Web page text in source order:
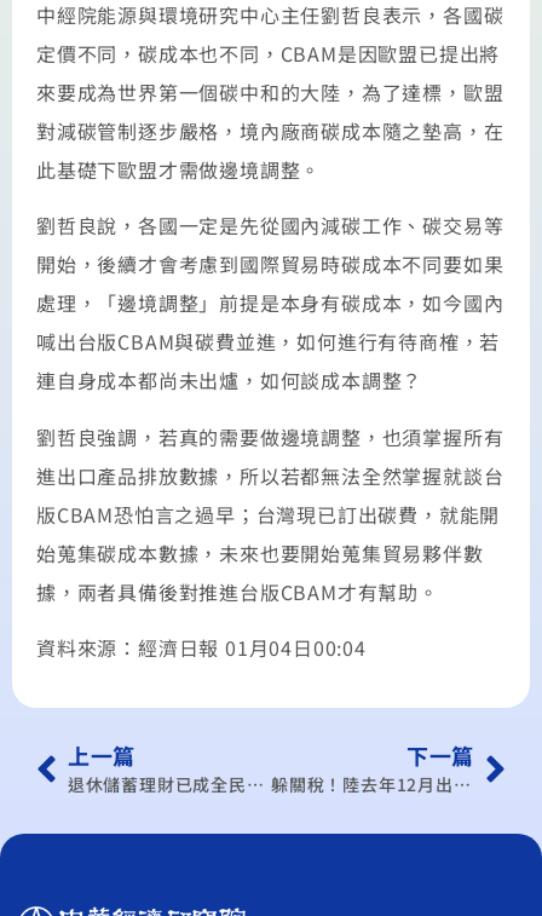
中經院能源與環境研究中心主任劉哲良表示，各國碳
定價不同，碳成本也不同，CBAM是因歐盟已提出將
來要成為世界第一個碳中和的大陸，為了達標，歐盟
對減碳管制逐步嚴格，境內廠商碳成本隨之墊高，在
此基礎下歐盟才需做邊境調整。
劉哲良說，各國一定是先從國內減碳工作、碳交易等
開始，後續才會考慮到國際貿易時碳成本不同要如果
處理，「邊境調整」前提是本身有碳成本，如今國內
喊出台版CBAM與碳費並進，如何進行有待商榷，若
連自身成本都尚未出爐，如何談成本調整？
劉哲良強調，若真的需要做邊境調整，也須掌握所有
進出口產品排放數據，所以若都無法全然掌握就談台
版CBAM恐怕言之過早；台灣現已訂出碳費，就能開
始蒐集碳成本數據，未來也要開始蒐集貿易夥伴數
據，兩者具備後對推進台版CBAM才有幫助。
資料來源：經濟日報 01月04日00:04
上一篇
退休儲蓄理財已成全民運動 中經院提「二建議」穩經濟
下一篇
躲關稅！陸去年12月出口成長10% 彭博分析可能是最後高點